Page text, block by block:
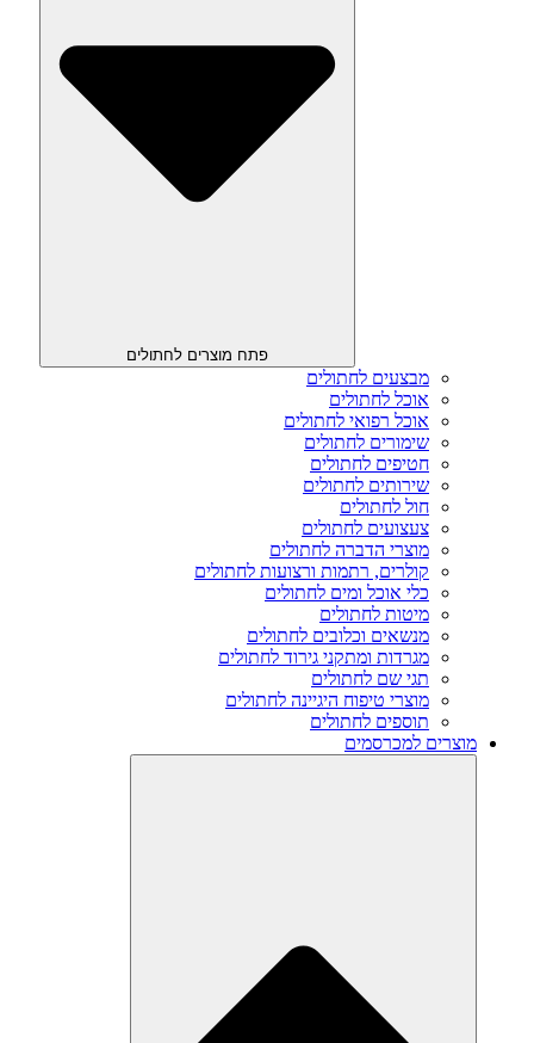
פתח מוצרים לחתולים
מבצעים לחתולים
אוכל לחתולים
אוכל רפואי לחתולים
שימורים לחתולים
חטיפים לחתולים
שירותים לחתולים
חול לחתולים
צעצועים לחתולים
מוצרי הדברה לחתולים
קולרים, רתמות ורצועות לחתולים
כלי אוכל ומים לחתולים
מיטות לחתולים
מנשאים וכלובים לחתולים
מגרדות ומתקני גירוד לחתולים
תגי שם לחתולים
מוצרי טיפוח היגיינה לחתולים
תוספים לחתולים
מוצרים למכרסמים